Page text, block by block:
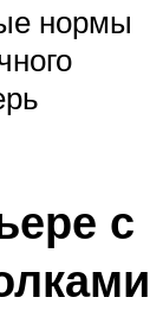
нормы
с